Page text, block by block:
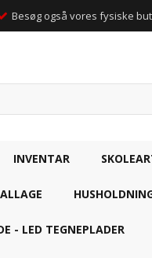
Besøg også vores fysiske
INVENTAR
- LED TEGNEPLADER